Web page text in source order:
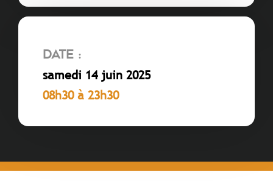
Date :
samedi 14 juin 2025
08h30 à 23h30